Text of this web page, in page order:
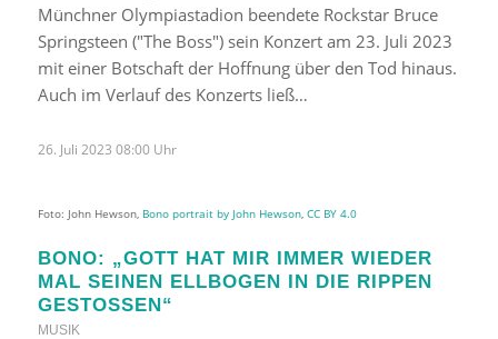
Münchner Olympiastadion beendete Rockstar Bruce
Springsteen ("The Boss") sein Konzert am 23. Juli 2023
mit einer Botschaft der Hoffnung über den Tod hinaus.
Auch im Verlauf des Konzerts ließ…
26. Juli 2023 08:00 Uhr
Foto: John Hewson, Bono portrait by John Hewson, CC BY 4.0
BONO: „GOTT HAT MIR IMMER WIEDER
MAL SEINEN ELLBOGEN IN DIE RIPPEN
GESTOSSEN“
MUSIK